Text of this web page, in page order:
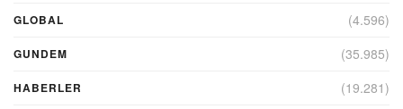
GLOBAL (4.596)
GUNDEM (35.985)
HABERLER (19.281)